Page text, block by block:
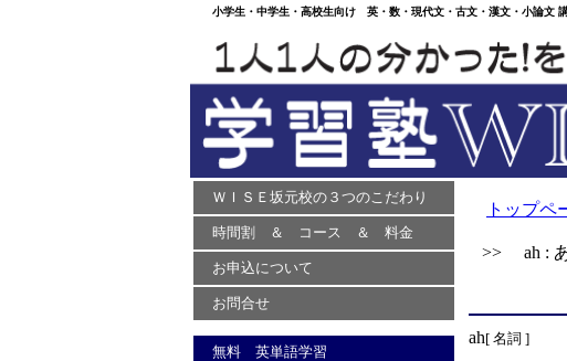
小学生・中学生・高校生向け 英・数・現代文・古文・漢文・小論
ＷＩＳＥ坂元校の３つのこだわり
時間割 ＆ コース ＆ 料金
お申込について
お問合せ
無料 英単語学習
トップペ
>> ah : あ
ah[ 名詞 ]